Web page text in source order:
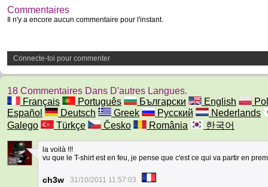
Commentaires
Il n'y a encore aucun commentaire pour l'instant.
Connecte-toi pour commenter
18 Commentaires Dans D'autres Langues.
Français
Português Български English
Español
Deutsch Greek Русский
Nederlands
Galego
Türkçe Česko România 한국어
28
la voilà !!!
vu que le T-shirt est en feu, je pense que c'est ce qui va partir en
ch3w 31/10/2011 11:57:03